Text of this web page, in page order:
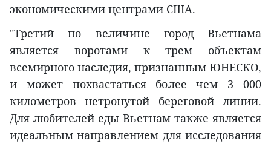
экономическими центрами США.
"Третий по величине город Вьетнама
является воротами к трем объектам
всемирного наследия, признанным ЮНЕСКО,
и может похвастаться более чем 3 000
километров нетронутой береговой линии.
Для любителей еды Вьетнам также является
идеальным направлением для исследования